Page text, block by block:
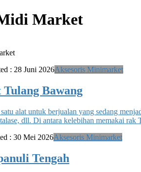
Market
: 28 Juni 2026Aksesoris Minimarket
Bawang
alat untuk berjualan yang sedang
dll. Di antara kelebihan memakai
: 30 Mei 2026Aksesoris Minimarket
Tengah